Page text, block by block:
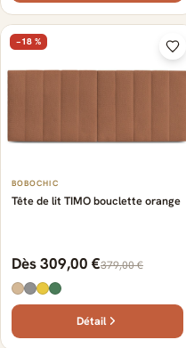
−18 %
BOBOCHIC
Tête de lit TIMO bouclette orange
Dès 309,00 €379,00 €
Détail